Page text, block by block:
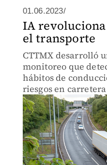
01.06.2023/
IA
el transporte
CTTMX desarrolló
monitoreo que
hábitos de
riesgos en carretera